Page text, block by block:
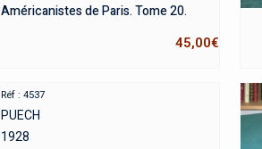
Américanistes de Paris. Tome 20.
45,00€
Réf : 4537
PUECH
1928